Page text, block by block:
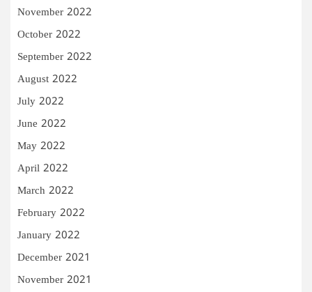
November 2022
October 2022
September 2022
August 2022
July 2022
June 2022
May 2022
April 2022
March 2022
February 2022
January 2022
December 2021
November 2021